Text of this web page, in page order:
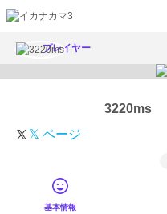
プレイヤー
3220ms
𝕏 ページ
基本情報